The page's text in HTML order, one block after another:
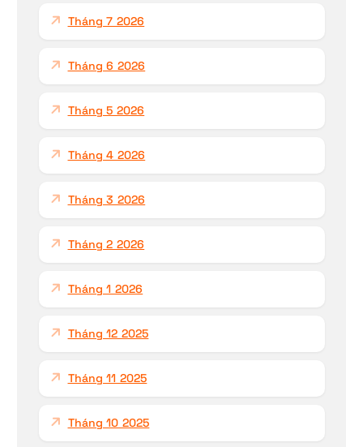
Tháng 7 2026
Tháng 6 2026
Tháng 5 2026
Tháng 4 2026
Tháng 3 2026
Tháng 2 2026
Tháng 1 2026
Tháng 12 2025
Tháng 11 2025
Tháng 10 2025